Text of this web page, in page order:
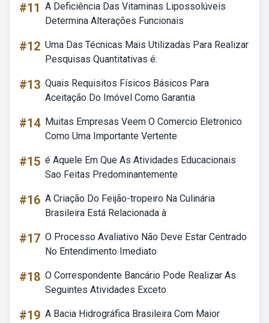
#11 A Deficiência Das Vitaminas Lipossolúveis
Determina Alterações Funcionais
#12 Uma Das Técnicas Mais Utilizadas Para Realizar
Pesquisas Quantitativas é:
#13 Quais Requisitos Físicos Básicos Para
Aceitação Do Imóvel Como Garantia
#14 Muitas Empresas Veem O Comercio Eletronico
Como Uma Importante Vertente
#15 é Aquele Em Que As Atividades Educacionais
Sao Feitas Predominantemente
#16 A Criação Do Feijão-tropeiro Na Culinária
Brasileira Está Relacionada à
#17 O Processo Avaliativo Não Deve Estar Centrado
No Entendimento Imediato
#18 O Correspondente Bancário Pode Realizar As
Seguintes Atividades Exceto
#19 A Bacia Hidrográfica Brasileira Com Maior